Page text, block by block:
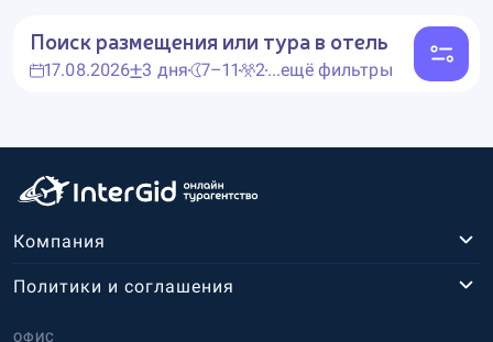
Поиск размещения или тура в отель
17.08.2026 3 дня 7–11 2...ещё фильтры
Компания
ОФИС
Политики и соглашения